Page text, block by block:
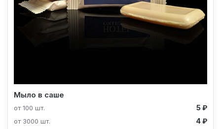
Мыло в саше
от 100 шт. 5 ₽
от 3000 шт. 4 ₽